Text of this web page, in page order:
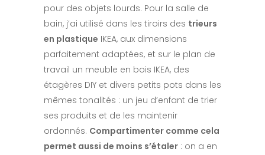
pour des objets lourds. Pour la salle de
bain, j’ai utilisé dans les tiroirs des trieurs
en plastique IKEA, aux dimensions
parfaitement adaptées, et sur le plan de
travail un meuble en bois IKEA, des
étagères DIY et divers petits pots dans les
mêmes tonalités : un jeu d’enfant de trier
ses produits et de les maintenir
ordonnés. Compartimenter comme cela
permet aussi de moins s’étaler : on a en